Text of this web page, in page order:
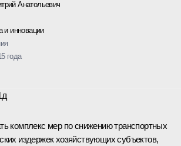
Анатольевич
и инновации
года
комплекс мер по снижению транспортных
издержек хозяйствующих субъектов,